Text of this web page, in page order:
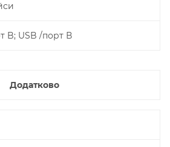
B; USB /порт В
Додатково